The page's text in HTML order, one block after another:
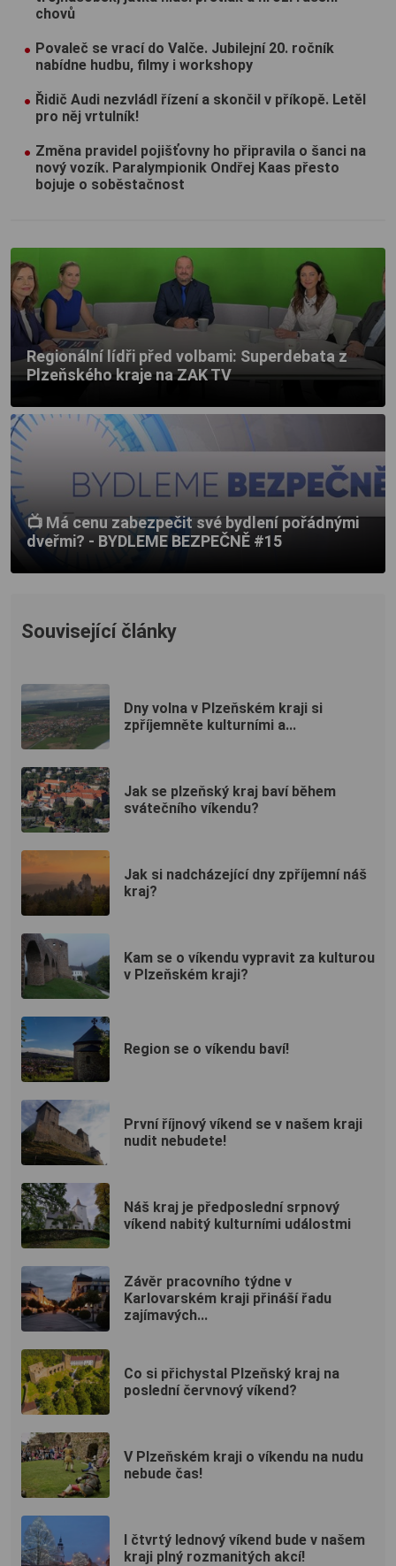
chovů
Povaleč se vrací do Valče. Jubilejní 20. ročník
nabídne hudbu, filmy i workshopy
Řidič Audi nezvládl řízení a skončil v příkopě. Letěl
pro něj vrtulník!
Změna pravidel pojišťovny ho připravila o šanci na
nový vozík. Paralympionik Ondřej Kaas přesto
bojuje o soběstačnost
Regionální lídři před volbami: Superdebata z
Plzeňského kraje na ZAK TV
📺 Má cenu zabezpečit své bydlení pořádnými
dveřmi? - BYDLEME BEZPEČNĚ #15
Související články
Dny volna v Plzeňském kraji si
zpříjemněte kulturními a...
Jak se plzeňský kraj baví během
svátečního víkendu?
Jak si nadcházející dny zpříjemní náš
kraj?
Kam se o víkendu vypravit za kulturou
v Plzeňském kraji?
Region se o víkendu baví!
První říjnový víkend se v našem kraji
nudit nebudete!
Náš kraj je předposlední srpnový
víkend nabitý kulturními událostmi
Závěr pracovního týdne v
Karlovarském kraji přináší řadu
zajímavých...
Co si přichystal Plzeňský kraj na
poslední červnový víkend?
V Plzeňském kraji o víkendu na nudu
nebude čas!
I čtvrtý lednový víkend bude v našem
kraji plný rozmanitých akcí!